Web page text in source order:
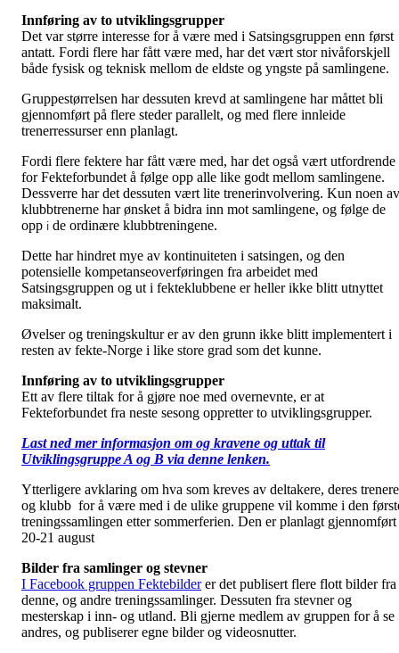
Innføring av to utviklingsgrupper
Det var større interesse for å være med i Satsingsgruppen enn først
antatt. Fordi flere har fått være med, har det vært stor nivåforskjell
både fysisk og teknisk mellom de eldste og yngste på samlingene.
Gruppestørrelsen har dessuten krevd at samlingene har måttet bli
gjennomført på flere steder parallelt, og med flere innleide
trenerressurser enn planlagt.
Fordi flere fektere har fått være med, har det også vært utfordrende
for Fekteforbundet å følge opp alle like godt mellom samlingene.
Dessverre har det dessuten vært lite trenerinvolvering. Kun noen av
klubbtrenerne har ønsket å bidra inn mot samlingene, og følge de
opp i de ordinære klubbtreningene.
Dette har hindret mye av kontinuiteten i satsingen, og den
potensielle kompetanseoverføringen fra arbeidet med
Satsingsgruppen og ut i fekteklubbene er heller ikke blitt utnyttet
maksimalt.
Øvelser og treningskultur er av den grunn ikke blitt implementert i
resten av fekte-Norge i like store grad som det kunne.
Innføring av to utviklingsgrupper
Ett av flere tiltak for å gjøre noe med overnevnte, er at
Fekteforbundet fra neste sesong oppretter to utviklingsgrupper.
Last ned mer informasjon om og kravene og uttak til
Utviklingsgruppe A og B via denne lenken.
Ytterligere avklaring om hva som kreves av deltakere, deres trenere
og klubb for å være med i de ulike gruppene vil komme i den
treningssamlingen etter sommerferien. Den er planlagt gjennomført
20-21 august
Bilder fra samlinger og stevner
I Facebook gruppen Fektebilderer det publisert flere flott bilder fra
denne, og andre treningssamlinger. Dessuten fra stevner og
mesterskap i inn- og utland. Bli gjerne medlem av gruppen for å se
andres, og publiserer egne bilder og videosnutter.